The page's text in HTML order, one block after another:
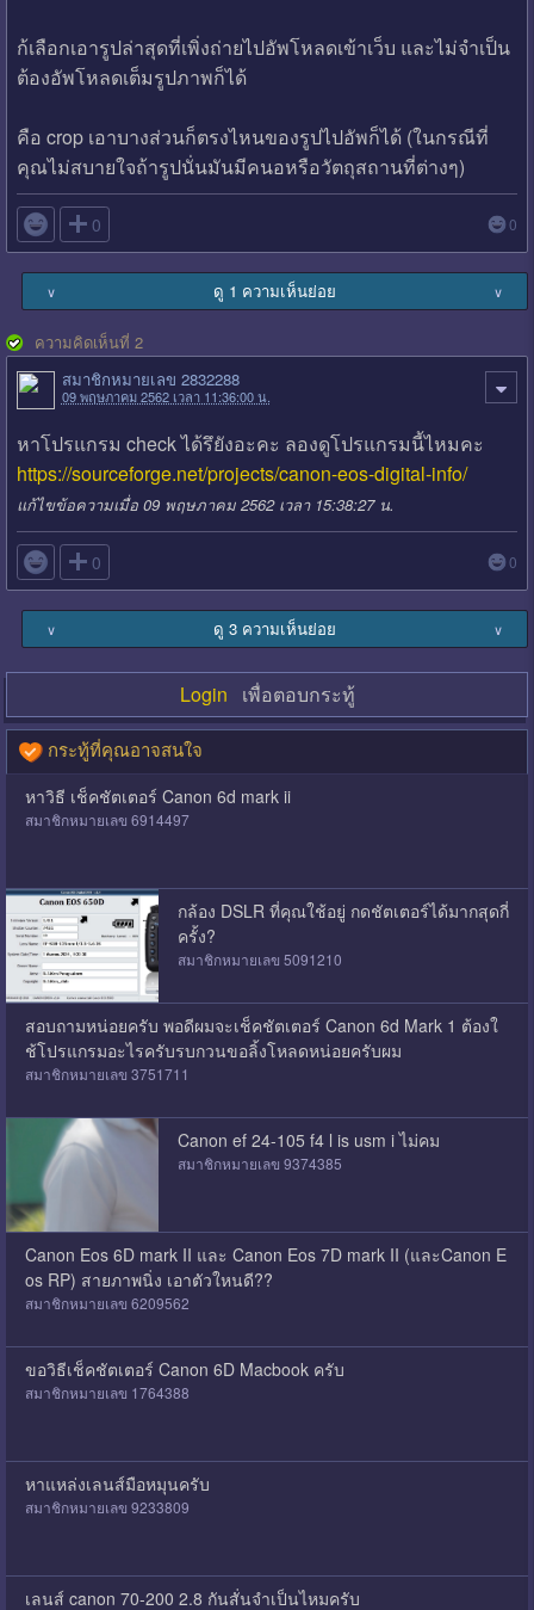
ก้เลือกเอารูปล่าสุดที่เพิ่งถ่ายไปอัพโหลดเข้าเว็บ และไม่จำเป็น
ต้องอัพโหลดเต็มรูปภาพก็ได้
คือ crop เอาบางส่วนก็ตรงไหนของรูปไปอัพก็ได้ (ในกรณีที่
คุณไม่สบายใจถ้ารูปนั่นมันมีคนอหรือวัตถุสถานที่ต่างๆ)
 0 0
∨ ดู 1 ความเห็นย่อย ∨
ความคิดเห็นที่ 2
สมาชิกหมายเลข 2832288
09 พฤษภาคม 2562 เวลา 11:36:00 น.
หาโปรแกรม check ได้รึยังอะคะ ลองดูโปรแกรมนี้ไหมคะ
https://sourceforge.net/projects/canon-eos-digital-info/
แก้ไขข้อความเมื่อ 09 พฤษภาคม 2562 เวลา 15:38:27 น.
 0 0
∨ ดู 3 ความเห็นย่อย ∨
Login เพื่อตอบกระทู้
กระทู้ที่คุณอาจสนใจ
หาวิธี เช็คชัตเตอร์ Canon 6d mark ii
สมาชิกหมายเลข 6914497
กล้อง DSLR ที่คุณใช้อยู่ กดชัตเตอร์ได้มากสุดกี่
ครั้ง?
สมาชิกหมายเลข 5091210
สอบถามหน่อยครับ พอดีผมจะเช็คชัตเตอร์ Canon 6d Mark 1 ต้องใ
ช้โปรแกรมอะไรครับรบกวนขอลิ้งโหลดหน่อยครับผม
สมาชิกหมายเลข 3751711
Canon ef 24-105 f4 l is usm i ไม่คม
สมาชิกหมายเลข 9374385
Canon Eos 6D mark II และ Canon Eos 7D mark II (และCanon E
os RP) สายภาพนิ่ง เอาตัวใหนดี??
สมาชิกหมายเลข 6209562
ขอวิธีเช็คชัตเตอร์ Canon 6D Macbook ครับ
สมาชิกหมายเลข 1764388
หาแหล่งเลนส์มือหมุนครับ
สมาชิกหมายเลข 9233809
เลนส์ canon 70-200 2.8 กันสั่นจำเป็นไหมครับ